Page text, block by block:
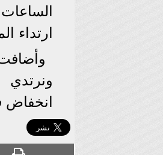
ارتداء
ونرتدي
انخفاض